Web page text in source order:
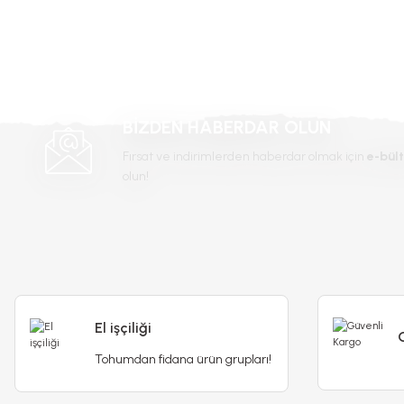
Genta Çim besini - Yosun Önleyici - 1 kg
Stokta Yok
El işçiliği
Tohumdan fidana ürün grupları!